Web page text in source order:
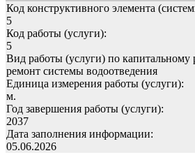
Код конструктивного элемента
5
Код работы (услуги):
5
Вид работы (услуги) по капитальному
ремонт системы водоотведения
Единица измерения работы (услуги):
м.
Год завершения работы (услуги):
2037
Дата заполнения информации:
05.06.2026